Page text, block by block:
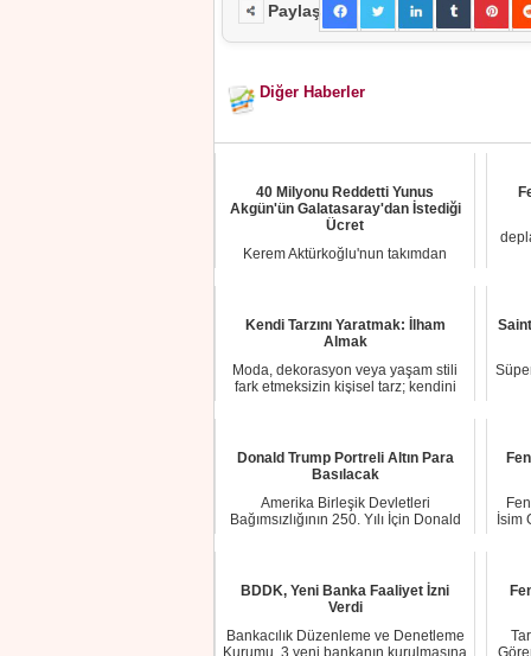
Paylaş
Diğer Haberler
40 Milyonu Reddetti Yunus
Akgün'ün Galatasaray'dan İstediği
Ücret
Kerem Aktürkoğlu'nun takımdan
Kendi Tarzını Yaratmak: İlham
Almak
Moda, dekorasyon veya yaşam stili
fark etmeksizin kişisel tarz; kendini
Donald Trump Portreli Altın Para
Basılacak
Amerika Birleşik Devletleri
Bağımsızlığının 250. Yılı İçin Donald
İsim
BDDK, Yeni Banka Faaliyet İzni
Verdi
Bankacılık Düzenleme ve Denetleme
Kurumu, 3 yeni bankanın kurulmasına